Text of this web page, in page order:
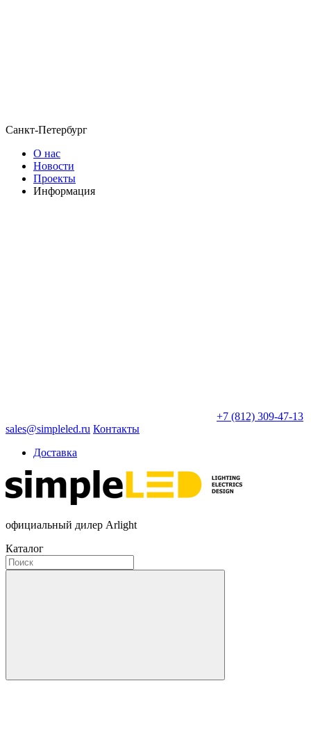
Санкт-Петербург
О нас
Новости
Проекты
Информация
+7 (812) 309-47-13
sales@simpleled.ru Контакты
Доставка
официальный дилер Arlight
Каталог